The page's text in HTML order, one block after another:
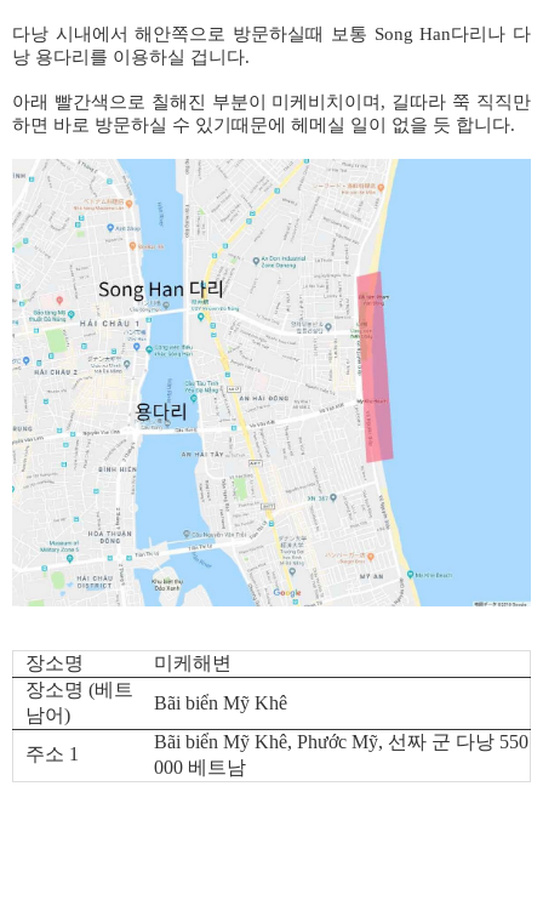
다낭 시내에서 해안쪽으로 방문하실때 보통 Song Han다리나 다
낭 용다리를 이용하실 겁니다.
아래 빨간색으로 칠해진 부분이 미케비치이며, 길따라 쭉 직직만
하면 바로 방문하실 수 있기때문에 헤메실 일이 없을 듯 합니다.
장소명
미케해변
장소명 (베트
남어)
Bãi biển Mỹ Khê
주소 1
Bãi biển Mỹ Khê, Phước Mỹ, 선짜 군 다낭 550
000 베트남